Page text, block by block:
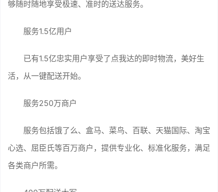
够随时随地享受极速、准时的送达服务。
服务1.5亿用户
已有1.5亿忠实用户享受了点我达的即时物流，美好生
活，从一键配送开始。
服务250万商户
服务包括饿了么、盒马、菜鸟、百联、天猫国际、淘宝
心选、屈臣氏等百万商户，提供专业化、标准化服务，满足
各类商户所需。